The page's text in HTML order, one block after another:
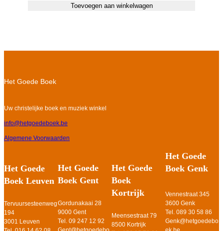
Toevoegen aan winkelwagen
Het Goede Boek
Uw christelijke boek en muziek winkel
info@hetgoedeboek.be
Algemene Voorwaarden
Het Goede
Boek Leuven
Tervuursesteenweg
194
3001 Leuven
Het Goede
Boek Gent
Gordunakaai 28
9000 Gent
Tel. 09 247 12 92
Het Goede
Boek
Kortrijk
Meensestraat 79
8500 Kortrijk
Het Goede
Boek Genk
Vennestraat 345
3600 Genk
Tel. 089 30 58 86
Genk@hetgoedebo